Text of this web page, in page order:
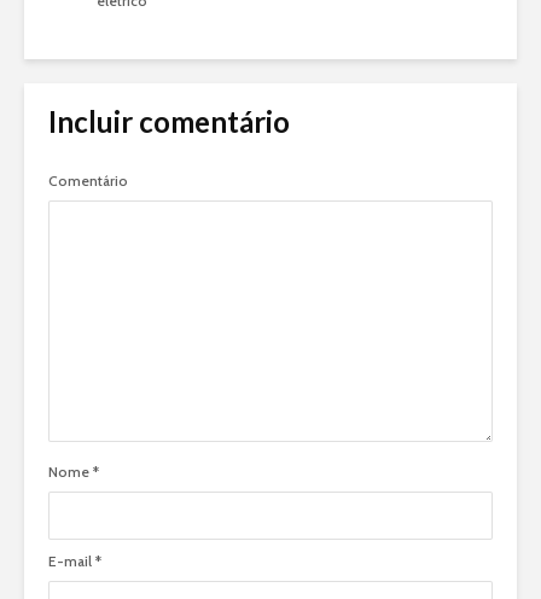
Incluir comentário
Comentário
Nome *
E-mail *